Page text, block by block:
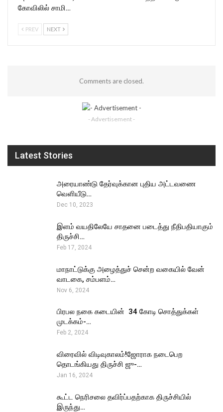
கோவிலில் சாமி…
PREV NEXT
Comments are closed.
- Advertisement -
Latest Stories
அரையாண்டு தேர்வுக்கான புதிய அட்டவணை
வெளியீடு…
Dec 10, 2023
இளம் வயதிலேயே சாதனை படைத்து நீதிபதியாகும்
திருச்சி…
Feb 17, 2024
மாநாட்டுக்கு அழைத்துச் சென்ற வகையில் வேன்
வாடகை, சம்பளம்…
Nov 6, 2024
பிரபல நகை கடையின் ₹ 34 கோடி சொத்துக்கள்
முடக்கம்-…
Feb 2, 2024
விரைவில் விடிவுகாலம்!ஜோராக நடைபெற
தொடங்கியது திருச்சி ஜு-…
Jan 16, 2024
கூட்ட நெரிசலை தவிர்ப்பதற்காக திருச்சியில்
இருந்து…